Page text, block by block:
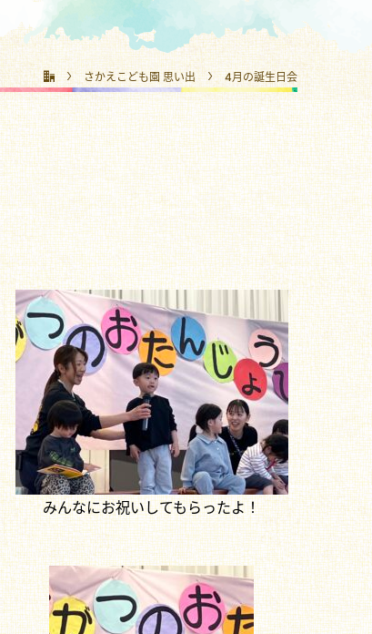
さかえこども園 思い出 4月の誕生日会
みんなにお祝いしてもらったよ！